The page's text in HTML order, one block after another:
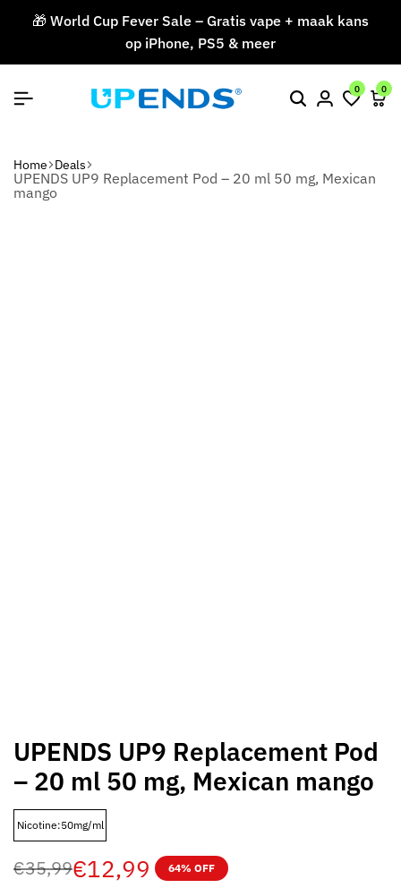
🎁 World Cup Fever Sale – Gratis vape + maak kans
op iPhone, PS5 & meer
0 0
Home Deals
UPENDS UP9 Replacement Pod – 20 ml 50 mg, Mexican
mango
UPENDS UP9 Replacement Pod
– 20 ml 50 mg, Mexican mango
Nicotine:50mg/ml
€35,99€12,99 64% OFF